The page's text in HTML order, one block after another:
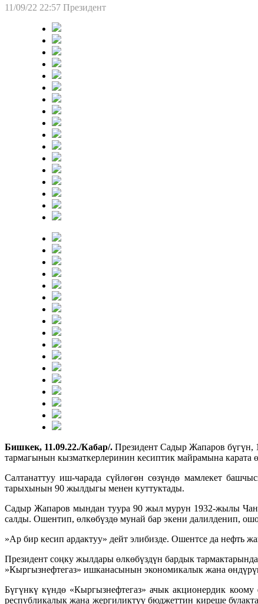
11/09/22 22:57 Президент
Бишкек, 11.09.22./Кабар/. Президент Садыр Жапаров
тармагынын кызматкерлеринин кесиптик майрамына карата
Салтанаттуу иш-чарада сүйлөгөн сөзүндө мамлекет
тарыхынын 90 жылдыгы менен куттуктады.
Садыр Жапаров мындан туура 90 жыл мурун 1932-жылы
салды. Ошентип, өлкөбүздө мунай бар экени далилденип,
»Ар бир кесип ардактуу» дейт элибизде. Ошентсе да нефть
Президент соңку жылдары өлкөбүздүн бардык
»Кыргызнефтегаз» ишканасынын экономикалык жана
Бүгүнкү күндө «Кыргызнефтегаз» ачык акционердик
республикалык жана жергиликтүү бюджеттин киреше